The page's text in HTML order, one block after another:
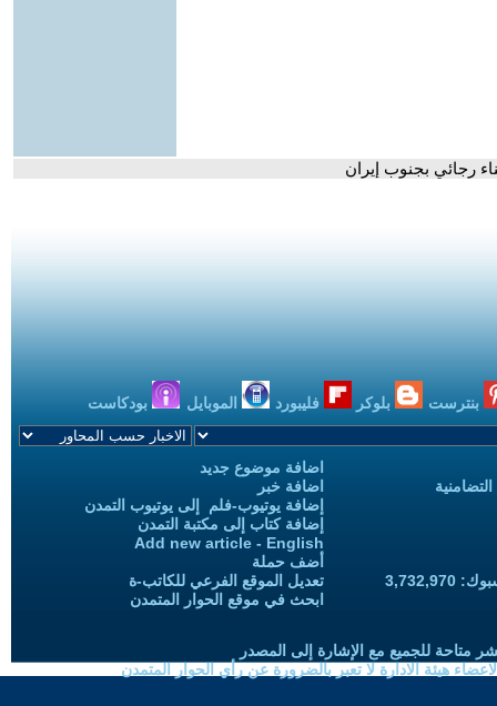
بنترست بلوكر فليبورد الموبايل بودكاست
اضافة موضوع جديد
اضافة خبر
إضافة يوتيوب-فلم إلى يوتيوب التمدن
إضافة كتاب إلى مكتبة التمدن
Add new article - English
أضف حملة
تعديل الموقع الفرعي للكاتب-ة
ابحث في موقع الحوار المتمدن
متاحة للجميع مع الإشارة إلى المصدر
هيئة الادارة لا تعبر بالضرورة عن رأي الحوار المتمدن